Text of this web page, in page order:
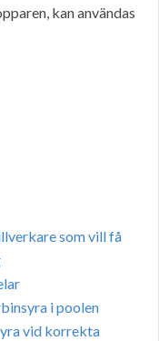
kan användas
som vill få
i poolen
vid korrekta